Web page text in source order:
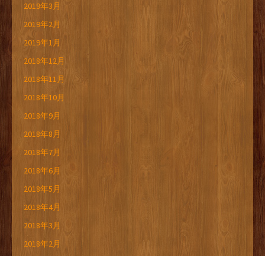
2019年3月
2019年2月
2019年1月
2018年12月
2018年11月
2018年10月
2018年9月
2018年8月
2018年7月
2018年6月
2018年5月
2018年4月
2018年3月
2018年2月